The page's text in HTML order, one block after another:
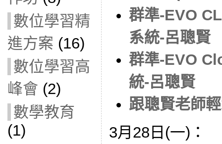
數位學習精
進方案 (16)
數位學習高
峰會 (2)
數學教育
(1)
群準-EVO
系統-呂聰賢
群準-EVO
統-呂聰賢
跟聰賢老師
3月28日(一)：